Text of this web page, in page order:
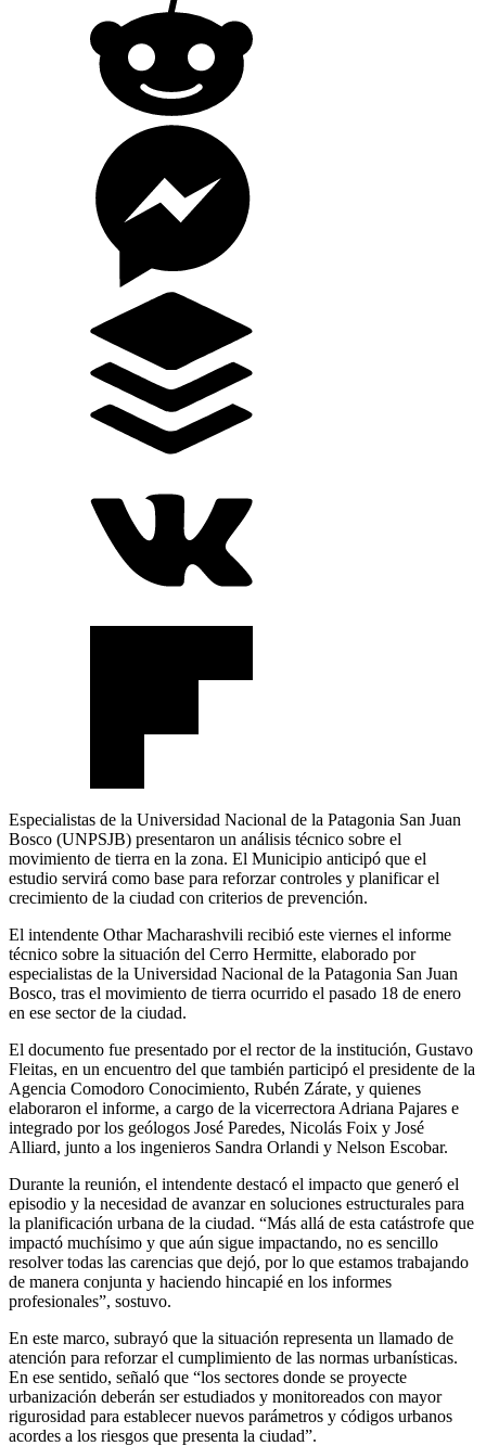
Especialistas de la Universidad Nacional de la Patagonia San Juan
Bosco (UNPSJB) presentaron un análisis técnico sobre el
movimiento de tierra en la zona. El Municipio anticipó que el
estudio servirá como base para reforzar controles y planificar el
crecimiento de la ciudad con criterios de prevención.
El intendente Othar Macharashvili recibió este viernes el informe
técnico sobre la situación del Cerro Hermitte, elaborado por
especialistas de la Universidad Nacional de la Patagonia San Juan
Bosco, tras el movimiento de tierra ocurrido el pasado 18 de enero
en ese sector de la ciudad.
El documento fue presentado por el rector de la institución, Gustavo
Fleitas, en un encuentro del que también participó el presidente de la
Agencia Comodoro Conocimiento, Rubén Zárate, y quienes
elaboraron el informe, a cargo de la vicerrectora Adriana Pajares e
integrado por los geólogos José Paredes, Nicolás Foix y José
Alliard, junto a los ingenieros Sandra Orlandi y Nelson Escobar.
Durante la reunión, el intendente destacó el impacto que generó el
episodio y la necesidad de avanzar en soluciones estructurales para
la planificación urbana de la ciudad. “Más allá de esta catástrofe que
impactó muchísimo y que aún sigue impactando, no es sencillo
resolver todas las carencias que dejó, por lo que estamos trabajando
de manera conjunta y haciendo hincapié en los informes
profesionales”, sostuvo.
En este marco, subrayó que la situación representa un llamado de
atención para reforzar el cumplimiento de las normas urbanísticas.
En ese sentido, señaló que “los sectores donde se proyecte
urbanización deberán ser estudiados y monitoreados con mayor
rigurosidad para establecer nuevos parámetros y códigos urbanos
acordes a los riesgos que presenta la ciudad”.